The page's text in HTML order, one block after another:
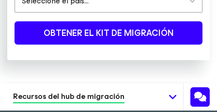
OBTENER EL KIT DE MIGRACIÓN
Recursos del hub de migración